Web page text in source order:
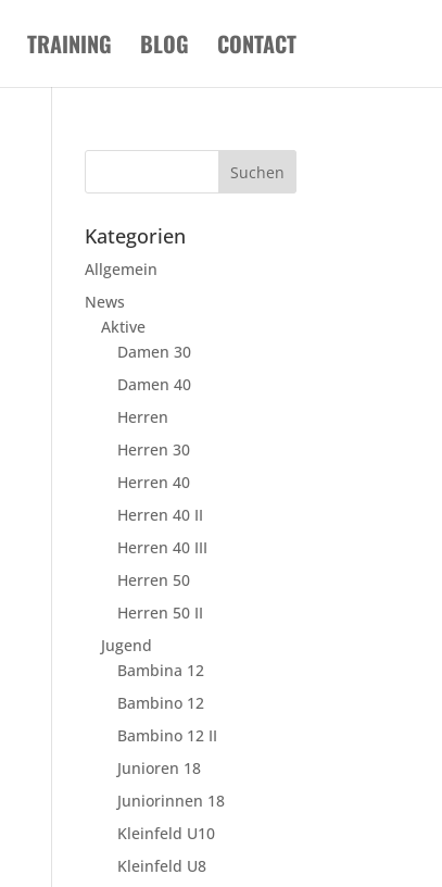
TRAINING BLOG CONTACT
Kategorien
Allgemein
News
Aktive
Damen 30
Damen 40
Herren
Herren 30
Herren 40
Herren 40 II
Herren 40 III
Herren 50
Herren 50 II
Jugend
Bambina 12
Bambino 12
Bambino 12 II
Junioren 18
Juniorinnen 18
Kleinfeld U10
Kleinfeld U8